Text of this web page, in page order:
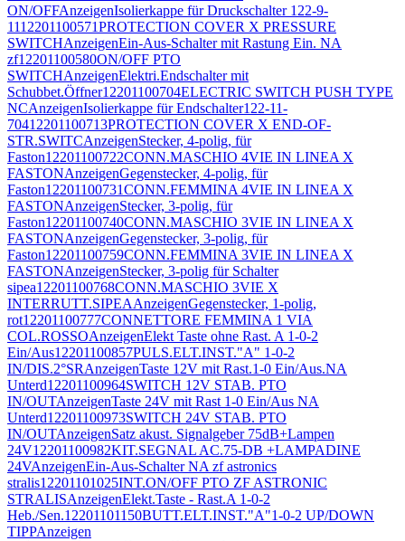
ON/OFFAnzeigenIsolierkappe für Druckschalter 122-9-
1112201100571PROTECTION COVER X PRESSURE
SWITCHAnzeigenEin-Aus-Schalter mit Rastung Ein. NA
zf12201100580ON/OFF PTO
SWITCHAnzeigenElektri.Endschalter mit
Schubbet.Öffner12201100704ELECTRIC SWITCH PUSH TYPE
NCAnzeigenIsolierkappe für Endschalter122-11-
70412201100713PROTECTION COVER X END-OF-
STR.SWITCAnzeigenStecker, 4-polig, für
Faston12201100722CONN.MASCHIO 4VIE IN LINEA X
FASTONAnzeigenGegenstecker, 4-polig, für
Faston12201100731CONN.FEMMINA 4VIE IN LINEA X
FASTONAnzeigenStecker, 3-polig, für
Faston12201100740CONN.MASCHIO 3VIE IN LINEA X
FASTONAnzeigenGegenstecker, 3-polig, für
Faston12201100759CONN.FEMMINA 3VIE IN LINEA X
FASTONAnzeigenStecker, 3-polig für Schalter
sipea12201100768CONN.MASCHIO 3VIE X
INTERRUTT.SIPEAAnzeigenGegenstecker, 1-polig,
rot12201100777CONNETTORE FEMMINA 1 VIA
COL.ROSSOAnzeigenElekt Taste ohne Rast. A 1-0-2
Ein/Aus12201100857PULS.ELT.INST."A" 1-0-2
IN/DIS.2°SRAnzeigenTaste 12V mit Rast.1-0 Ein/Aus.NA
Unterd12201100964SWITCH 12V STAB. PTO
IN/OUTAnzeigenTaste 24V mit Rast 1-0 Ein/Aus NA
Unterd12201100973SWITCH 24V STAB. PTO
IN/OUTAnzeigenSatz akust. Signalgeber 75dB+Lampen
24V12201100982KIT.SEGNAL AC.75-DB +LAMPADINE
24VAnzeigenEin-Aus-Schalter NA zf astronics
stralis12201101025INT.ON/OFF PTO ZF ASTRONIC
STRALISAnzeigenElekt.Taste - Rast.A 1-0-2
Heb./Sen.12201101150BUTT.ELT.INST."A"1-0-2 UP/DOWN
TIPPAnzeigen